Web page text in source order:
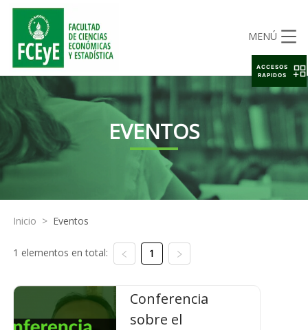
MENÚ
EVENTOS
Inicio > Eventos
1 elementos en total: 1
Conferencia
sobre el
ACCESOS
RAPIDOS